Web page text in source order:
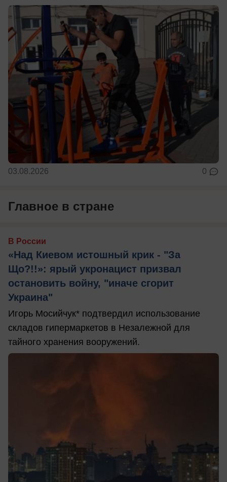
03.08.2026 0
Главное в стране
В России
«Над Киевом истошный крик - "За
Що?!!»: ярый укронацист призвал
остановить войну, "иначе сгорит
Украина"
Игорь Мосийчук* подтвердил использование
складов гипермаркетов в Незалежной для
тайного хранения вооружений.